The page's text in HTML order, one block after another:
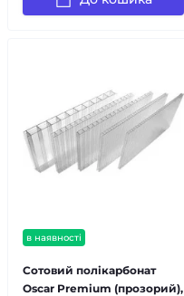
в наявності
Сотовий полікарбонат
Oscar Premium (прозорий),